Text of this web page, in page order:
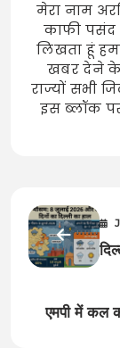
मेरा नाम
काफी
लिखता हूं
खबर देने के
राज्यों सभी
इस ब्लॉक
से
हाल
एमपी में कल